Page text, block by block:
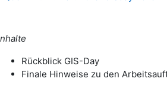
Rückblick GIS-Day
Finale Hinweise zu den